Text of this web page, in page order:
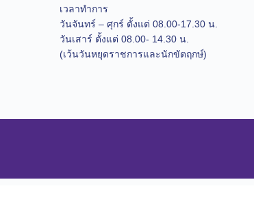
เวลาทำการ
วันจันทร์ – ศุกร์ ตั้งแต่ 08.00-17.30 น.
วันเสาร์ ตั้งแต่ 08.00- 14.30 น.
(เว้นวันหยุดราชการและนักขัตฤกษ์)